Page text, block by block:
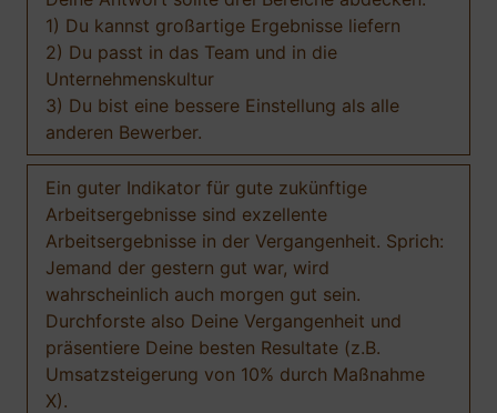
1) Du kannst großartige Ergebnisse liefern
2) Du passt in das Team und in die
Unternehmenskultur
3) Du bist eine bessere Einstellung als alle
anderen Bewerber.
Ein guter Indikator für gute zukünftige
Arbeitsergebnisse sind exzellente
Arbeitsergebnisse in der Vergangenheit. Sprich:
Jemand der gestern gut war, wird
wahrscheinlich auch morgen gut sein.
Durchforste also Deine Vergangenheit und
präsentiere Deine besten Resultate (z.B.
Umsatzsteigerung von 10% durch Maßnahme
X).